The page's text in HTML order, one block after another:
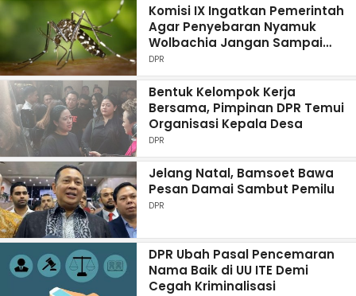
Komisi IX Ingatkan Pemerintah
Agar Penyebaran Nyamuk
Wolbachia Jangan Sampai
Timbulkan Penyakit Baru
DPR
Bentuk Kelompok Kerja
Bersama, Pimpinan DPR Temui
Organisasi Kepala Desa
DPR
Jelang Natal, Bamsoet Bawa
Pesan Damai Sambut Pemilu
DPR
DPR Ubah Pasal Pencemaran
Nama Baik di UU ITE Demi
Cegah Kriminalisasi